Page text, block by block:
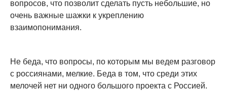
вопросов, что позволит сделать пусть небольшие, но
очень важные шажки к укреплению
взаимопонимания.
Не беда, что вопросы, по которым мы ведем разговор
с россиянами, мелкие. Беда в том, что среди этих
мелочей нет ни одного большого проекта с Россией.